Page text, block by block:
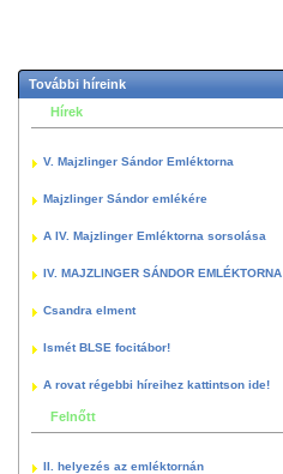
További híreink
Hírek
V. Majzlinger Sándor Emléktorna
Majzlinger Sándor emlékére
A IV. Majzlinger Emléktorna sorsolása
IV. MAJZLINGER SÁNDOR EMLÉKTORNA
Csandra elment
Ismét BLSE focitábor!
A rovat régebbi híreihez kattintson ide!
Felnőtt
II. helyezés az emléktornán